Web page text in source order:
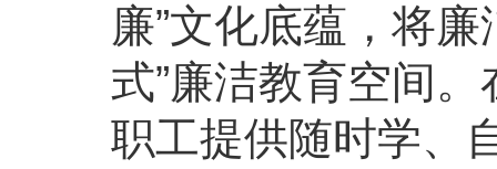
廉”文化底蕴，将
式”廉洁教育空间
职工提供随时学、